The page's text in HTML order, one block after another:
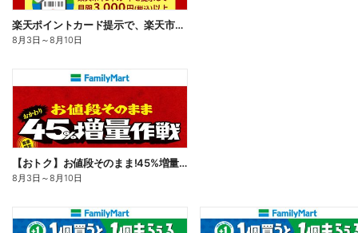
楽天ポイントカード提示で、楽天市場でのお買い物がおトクに!
8月3日 ～8月10日
【おトク】お値段そのまま!45%増量作戦!
8月3日 ～8月10日